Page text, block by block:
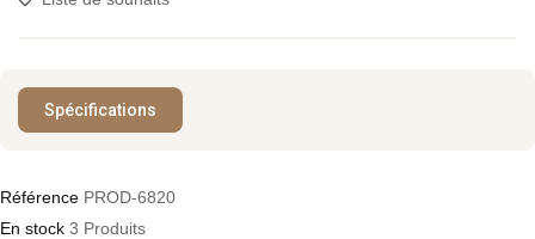
Spécifications
Référence PROD-6820
En stock 3 Produits